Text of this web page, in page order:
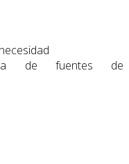
de fuentes de